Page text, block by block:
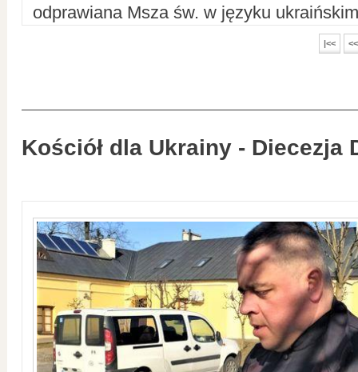
odprawiana Msza św. w języku
|<< <<
Kościół dla Ukrainy - Diecezja